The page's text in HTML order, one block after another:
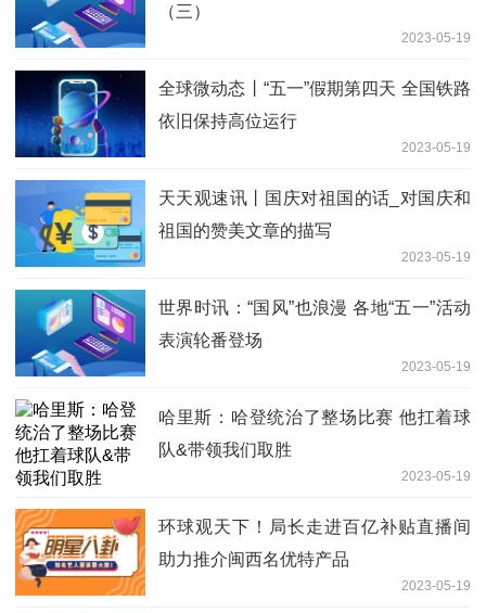
（三）
2023-05-19
全球微动态丨“五一”假期第四天 全国铁路
依旧保持高位运行
2023-05-19
天天观速讯丨国庆对祖国的话_对国庆和
祖国的赞美文章的描写
2023-05-19
世界时讯：“国风”也浪漫 各地“五一”活动
表演轮番登场
2023-05-19
哈里斯：哈登统治了整场比赛 他扛着球
队&带领我们取胜
2023-05-19
环球观天下！局长走进百亿补贴直播间
助力推介闽西名优特产品
2023-05-19